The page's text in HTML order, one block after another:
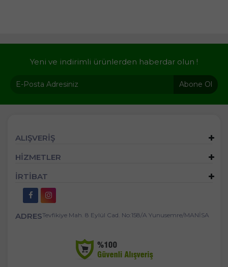
Yeni ve indirimli ürünlerden haberdar olun !
Abone Ol
ALIŞVERİŞ
HİZMETLER
İRTİBAT
ADRESTevfikiye Mah. 8 Eylül Cad. No:158/A Yunusemre/MANİSA